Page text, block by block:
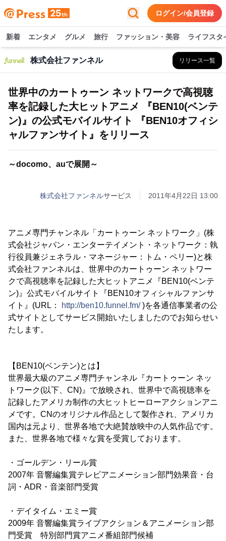
ログイン/会員登録
新着 エンタメ グルメ 旅行 ファッション・美容 ライフスタ
株式会社ファンネル リリース一覧
世界中のカートゥーン ネットワークで高視聴
率を記録した大ヒットアニメ 『BEN10(ベンテ
ン)』の公式モバイルサイト 『BEN10オフィシ
ャルファンサイト』をリリース
～docomo、auで展開～
株式会社ファンネルサービス 2011年4月22日 13:00
アニメ専門チャンネル「カートゥーン ネットワーク」(株
式会社ジャパン・エンターテイメント・ネットワーク：執
行役員兼ジェネラル・マネージャー：トム・ペリー)と株
式会社ファンネルは、世界中のカートゥーン ネットワー
クで高視聴率を記録した大ヒットアニメ『BEN10(ベンテ
ン)』公式モバイルサイト『BEN10オフィシャルファンサ
イト』(URL：
http://ben10.funnel.fm/)を各通信事業者の公
式サイトとしてサービス開始いたしましたのでお知らせい
たします。
【BEN10(ベンテン)とは】
世界最大級のアニメ専門チャンネル『カートゥーン ネッ
トワーク(以下、CN)』で放映され、世界中で高視聴率を
記録したアメリカ制作の大ヒットヒーローアクションアニ
メです。CNのオリジナル作品として製作され、アメリカ
国内は元より、世界各地で大絶賛放映中の人気作品です。
また、世界各地で様々な賞を受賞しております。
・ゴールデン・リール賞
2007年 音響編集賞テレビアニメーション部門効果音・台
詞・ADR・音楽部門受賞
・デイタイム・エミー賞
2009年 音響編集賞ライブアクション＆アニメーション部
門受賞 特別部門賞アニメ番組部門候補